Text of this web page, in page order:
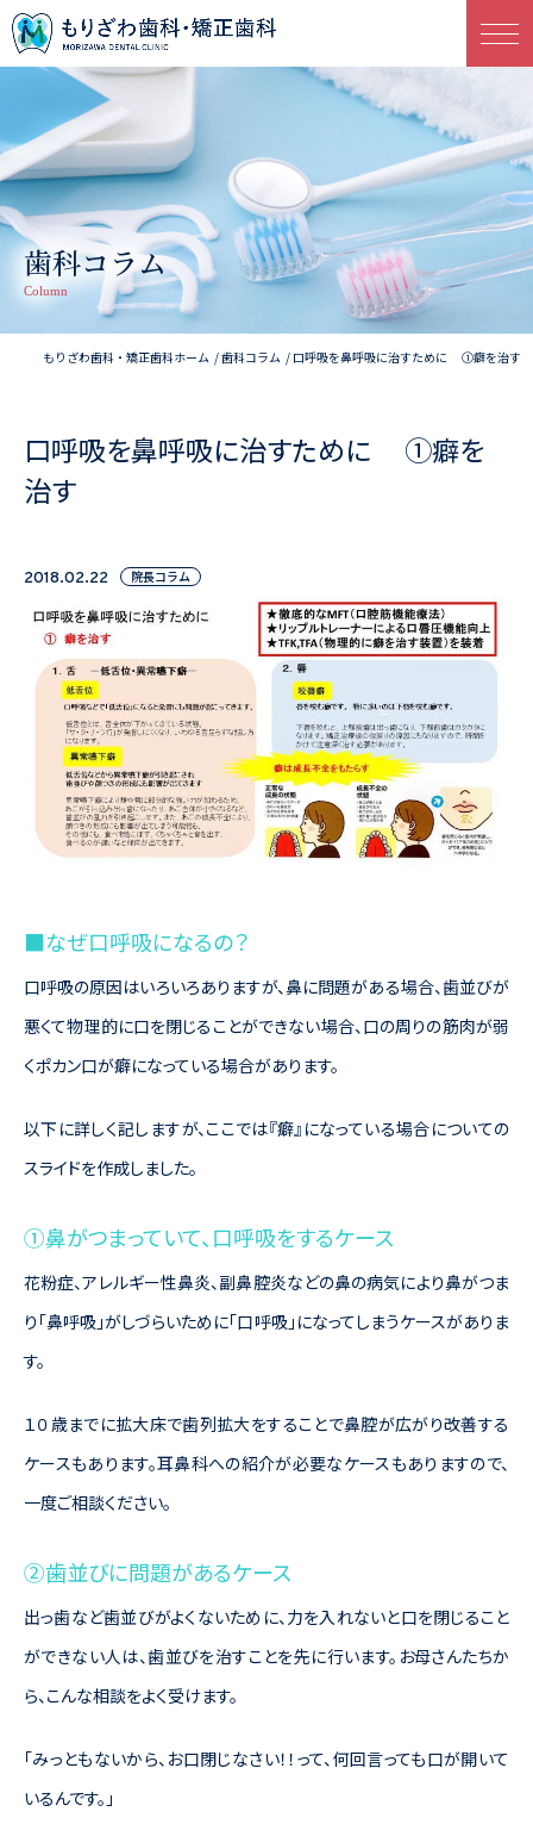
歯科コラム
Column
もりざわ歯科・矯正歯科ホーム 歯科コラム 口呼吸を鼻呼吸に治すために ①癖を治す
口呼吸を鼻呼吸に治すために ①癖を
治す
2018.02.22 院長コラム
■なぜ口呼吸になるの？
口呼吸の原因はいろいろありますが、鼻に問題がある場合、歯並びが
悪くて物理的に口を閉じることができない場合、口の周りの筋肉が弱
くポカン口が癖になっている場合があります。
以下に詳しく記しますが、ここでは『癖』になっている場合についての
スライドを作成しました。
①鼻がつまっていて、口呼吸をするケース
花粉症、アレルギー性鼻炎、副鼻腔炎などの鼻の病気により鼻がつま
り「鼻呼吸」がしづらいために「口呼吸」になってしまうケースがありま
す。
１０歳までに拡大床で歯列拡大をすることで鼻腔が広がり改善する
ケースもあります。耳鼻科への紹介が必要なケースもありますので、
一度ご相談ください。
②歯並びに問題があるケース
出っ歯など歯並びがよくないために、力を入れないと口を閉じること
ができない人は、歯並びを治すことを先に行います。お母さんたちか
ら、こんな相談をよく受けます。
「みっともないから、お口閉じなさい！！って、何回言っても口が開いて
いるんです。」